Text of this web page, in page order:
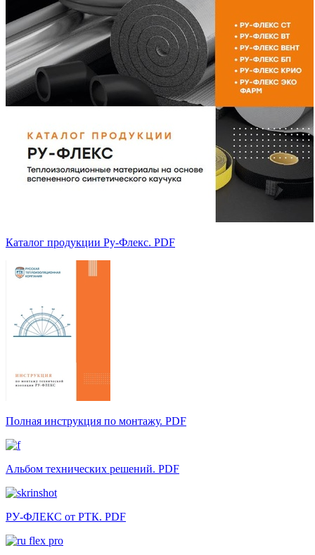
Каталог продукции Ру-Флекс. PDF
Полная инструкция по монтажу. PDF
Альбом технических решений. PDF
РУ-ФЛЕКС от РТК. PDF